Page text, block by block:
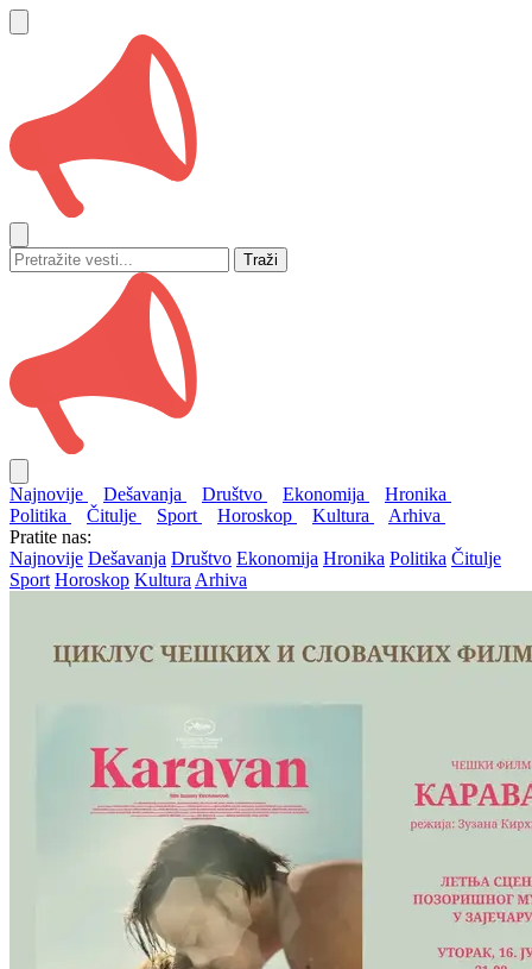
Traži
Najnovije Dešavanja Društvo Ekonomija
Hronika
Politika
Čitulje Sport Horoskop Kultura
Arhiva
Pratite nas:
Najnovije Dešavanja Društvo Ekonomija Hronika Politika Čitulje
Sport Horoskop Kultura Arhiva